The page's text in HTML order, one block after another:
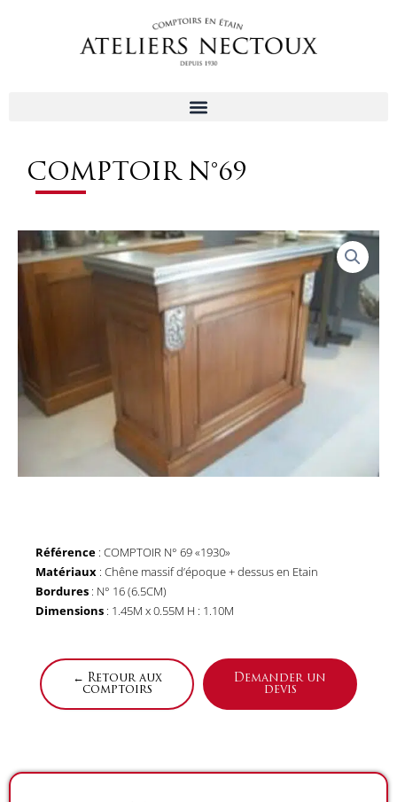
COMPTOIR N°69
Référence : COMPTOIR N° 69 «1930»
Matériaux : Chêne massif d’époque + dessus en Etain
Bordures : N° 16 (6.5CM)
Dimensions : 1.45M x 0.55M H : 1.10M
← Retour aux
comptoirs
Demander un
devis